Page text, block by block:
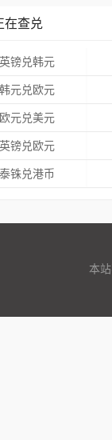
在查兑
镑兑韩元
元兑欧元
元兑美元
镑兑欧元
铢兑港币
本